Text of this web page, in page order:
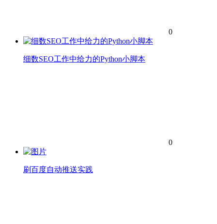
0
细数SEO工作中给力的Python小脚本
0
刷百度自动推送实践